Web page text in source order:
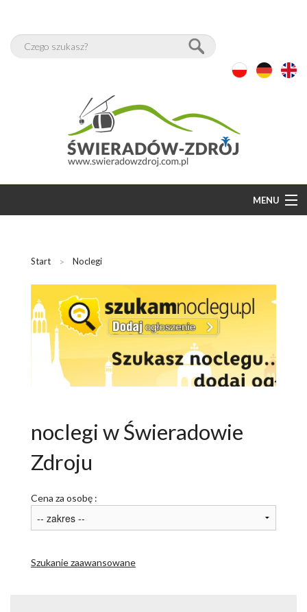
MENU
BAZA NOCLEGÓW
ATRAKCJE
AKTYWNIE
PAKIETY
USŁUGI DLA TURYSTY
OGŁOSZENIA
GALERIA
ARTYKUŁY O ŚWIERADOWIE
Start Noclegi
noclegi w Świeradowie
Zdroju
Cena za osobę :
Szukanie zaawansowane